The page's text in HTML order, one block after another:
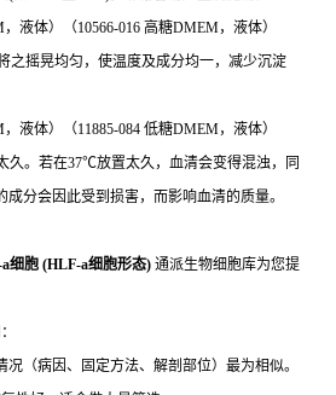
，液体）（10566-016 高糖DMEM，液体）
之摇晃均匀，使温度及成分均一，减少沉淀
，液体）（11885-084 低糖DMEM，液体）
久。若在37℃放置太久，血清会变得混浊，同
成分会因此受到损害，而影响血清的质量。
细胞 (HLF-a细胞形态) 通派生物细胞库为您提
况（病因、固定方法、解剖部位）最为相似。